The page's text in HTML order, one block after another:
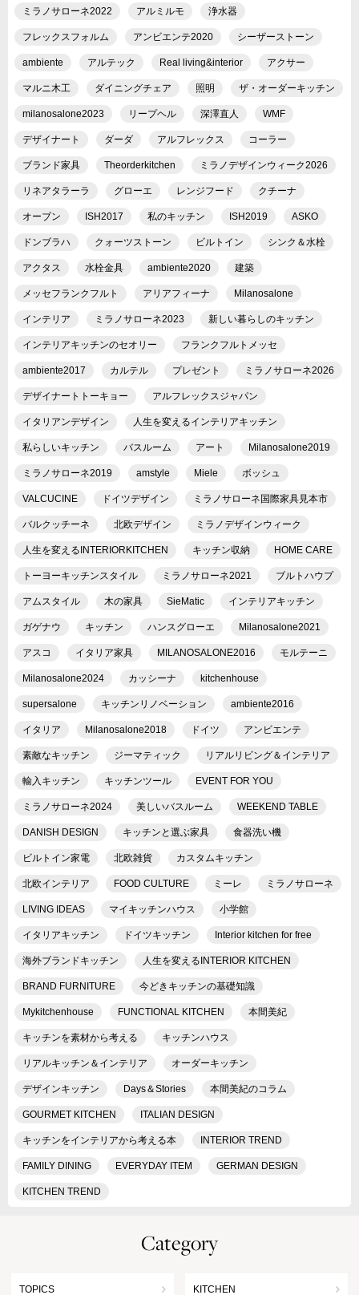
ミラノサローネ2022 アルミルモ 浄水器
フレックスフォルム アンビエンテ2020 シーザーストーン
ambiente アルテック Real living&interior アクサー
マルニ木工 ダイニングチェア 照明 ザ・オーダーキッチン
milanosalone2023 リープヘル 深澤直人 WMF
デザイナート ダーダ アルフレックス コーラー
ブランド家具 Theorderkitchen ミラノデザインウィーク2026
リネアタラーラ グローエ レンジフード クチーナ
オーブン ISH2017 私のキッチン ISH2019 ASKO
ドンブラハ クォーツストーン ビルトイン シンク＆水栓
アクタス 水栓金具 ambiente2020 建築
メッセフランクフルト アリアフィーナ Milanosalone
インテリア ミラノサローネ2023 新しい暮らしのキッチン
インテリアキッチンのセオリー フランクフルトメッセ
ambiente2017 カルテル プレゼント ミラノサローネ2026
デザイナートトーキョー アルフレックスジャパン
イタリアンデザイン 人生を変えるインテリアキッチン
私らしいキッチン バスルーム アート Milanosalone2019
ミラノサローネ2019 amstyle Miele ボッシュ
VALCUCINE ドイツデザイン ミラノサローネ国際家具見本市
バルクッチーネ 北欧デザイン ミラノデザインウィーク
人生を変えるINTERIORKITCHEN キッチン収納 HOME CARE
トーヨーキッチンスタイル ミラノサローネ2021 ブルトハウプ
アムスタイル 木の家具 SieMatic インテリアキッチン
ガゲナウ キッチン ハンスグローエ Milanosalone2021
アスコ イタリア家具 MILANOSALONE2016 モルテーニ
Milanosalone2024 カッシーナ kitchenhouse
supersalone キッチンリノベーション ambiente2016
イタリア Milanosalone2018 ドイツ アンビエンテ
素敵なキッチン ジーマティック リアルリビング＆インテリア
輸入キッチン キッチンツール EVENT FOR YOU
ミラノサローネ2024 美しいバスルーム WEEKEND TABLE
DANISH DESIGN キッチンと選ぶ家具 食器洗い機
ビルトイン家電 北欧雑貨 カスタムキッチン
北欧インテリア FOOD CULTURE ミーレ ミラノサローネ
LIVING IDEAS マイキッチンハウス 小学館
イタリアキッチン ドイツキッチン Interior kitchen for free
海外ブランドキッチン 人生を変えるINTERIOR KITCHEN
BRAND FURNITURE 今どきキッチンの基礎知識
Mykitchenhouse FUNCTIONAL KITCHEN 本間美紀
キッチンを素材から考える キッチンハウス
リアルキッチン＆インテリア オーダーキッチン
デザインキッチン Days＆Stories 本間美紀のコラム
GOURMET KITCHEN ITALIAN DESIGN
キッチンをインテリアから考える本 INTERIOR TREND
FAMILY DINING EVERYDAY ITEM GERMAN DESIGN
KITCHEN TREND
Category
TOPICS KITCHEN